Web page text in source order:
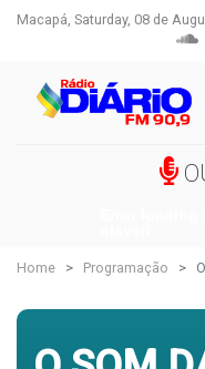
Macapá, Saturday, 08 de
Home Programação